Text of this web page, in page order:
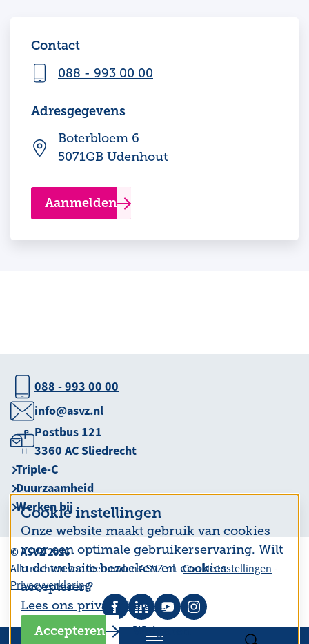
Cookie instellingen
Onze website maakt gebruik van cookies
voor een optimale gebruikerservaring. Wilt
u de website bezoeken en cookies
accepteren?
Lees ons privacy beleid.
Accepteren
Weigeren
Contact
088 - 993 00 00
Adresgegevens
Boterbloem 6
5071GB Udenhout
Aanmelden
088 - 993 00 00
info@asvz.nl
Postbus 121
3360 AC Sliedrecht
Triple-C
Duurzaamheid
Werken bij
© ASVZ 2026
Alle rechten voorbehouden ASVZ.nl -Cookie instellingen -
Privacyverklaring